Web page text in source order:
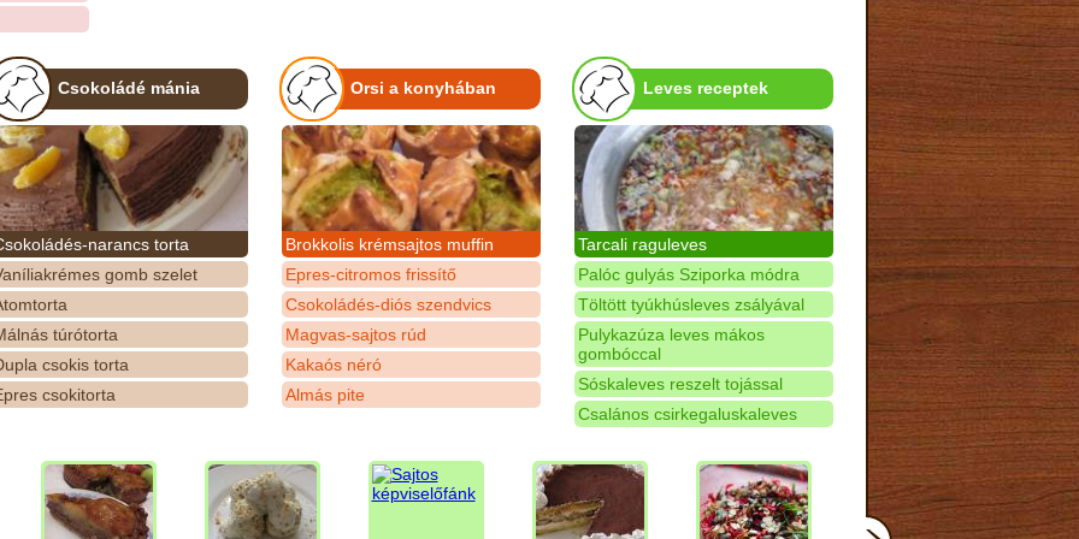
Csokoládé mánia
narancs torta
gomb szelet
túrótorta
csokis torta
csokitorta
Orsi a konyhában
Brokkolis krémsajtos muffin
Epres-citromos frissítő
Csokoládés-diós szendvics
Magvas-sajtos rúd
Kakaós néró
Almás pite
Leves receptek
Tarcali raguleves
Palóc gulyás Sziporka módra
Töltött tyúkhúsleves zsályával
Pulykazúza leves mákos
gombóccal
Sóskaleves reszelt tojással
Csalános csirkegaluskaleves